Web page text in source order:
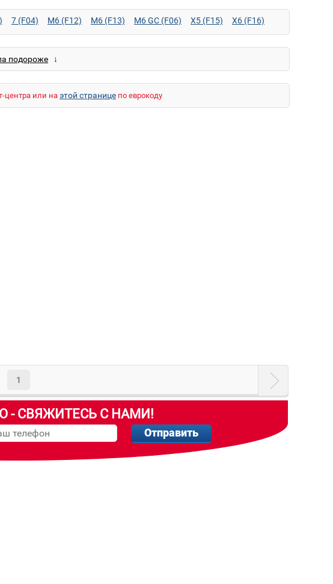
7 (F04) M6 (F12) M6 (F13) M6 GC (F06) X5 (F15) X6 (F16)
центра или наэтой странице по еврокоду
1
- СВЯЖИТЕСЬ С НАМИ!
Отправить